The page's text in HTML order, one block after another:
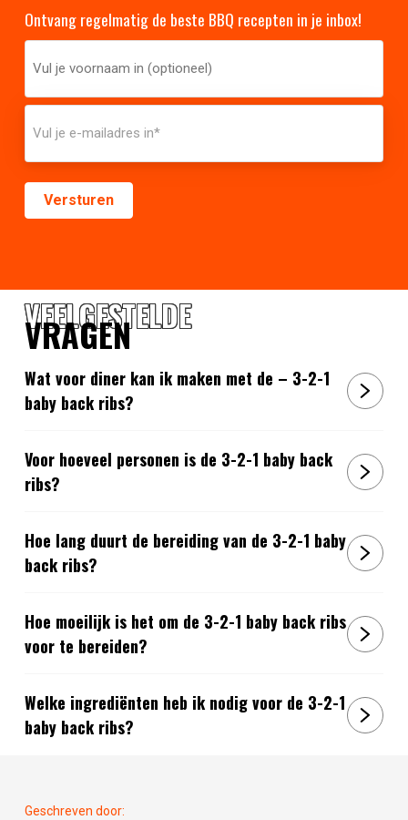
Ontvang regelmatig de beste BBQ recepten in je inbox!
VEELGESTELDE
VRAGEN
Wat voor diner kan ik maken met de – 3-2-1
baby back ribs?
Voor hoeveel personen is de 3-2-1 baby back
ribs?
Hoe lang duurt de bereiding van de 3-2-1 baby
back ribs?
Hoe moeilijk is het om de 3-2-1 baby back ribs
voor te bereiden?
Welke ingrediënten heb ik nodig voor de 3-2-1
baby back ribs?
Geschreven door: